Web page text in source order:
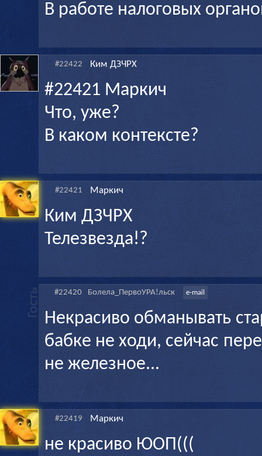
В работе налоговых
#22422 Ким ДЗЧРХ
#22421 Маркич
Что, уже?
В каком контексте?
#22421 Маркич
Ким ДЗЧРХ
Телезвезда!?
#22420 Болела_ПервоУРА!льск e-mail
Некрасиво обманывать
бабке не ходи, сейчас
не железное...
#22419 Маркич
не красиво ЮОП(((